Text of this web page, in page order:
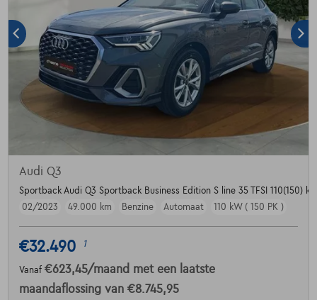
Audi Q3
Sportback Audi Q3 Sportback Business Edition S line 35 TFSI 110(150)
02/2023
49.000 km Benzine Automaat 110 kW ( 150 PK )
€32.490 1
Vanaf €623,45/maand met een laatste
maandaflossing van €8.745,95